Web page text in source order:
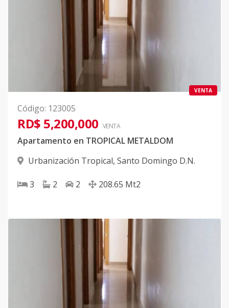
VENTA
Código: 123005
RD$ 5,200,000 VENTA
Apartamento en TROPICAL METALDOM
Urbanización Tropical, Santo Domingo D.N.
3 2 2 208.65 Mt2